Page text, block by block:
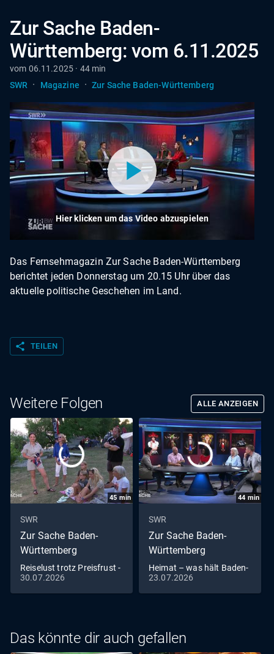
Zur Sache Baden-
Württemberg: vom 6.11.2025
vom 06.11.2025 · 44 min
SWR
· Magazine · Zur Sache Baden-Württemberg
Hier klicken um das Video abzuspielen
Das Fernsehmagazin Zur Sache Baden-Württemberg
berichtet jeden Donnerstag um 20.15 Uhr über das
aktuelle politische Geschehen im Land.
share TEILEN
Weitere Folgen ALLE ANZEIGEN
45 min
SWR
Zur Sache Baden-
Württemberg
Reiselust trotz Preisfrust -
Urlaubszeit in Baden-
Württemberg
30.07.2026
44 min
SWR
Zur Sache Baden-
Württemberg
Heimat – was hält Baden-
Württemberg zusammen?
23.07.2026
Das könnte dir auch gefallen